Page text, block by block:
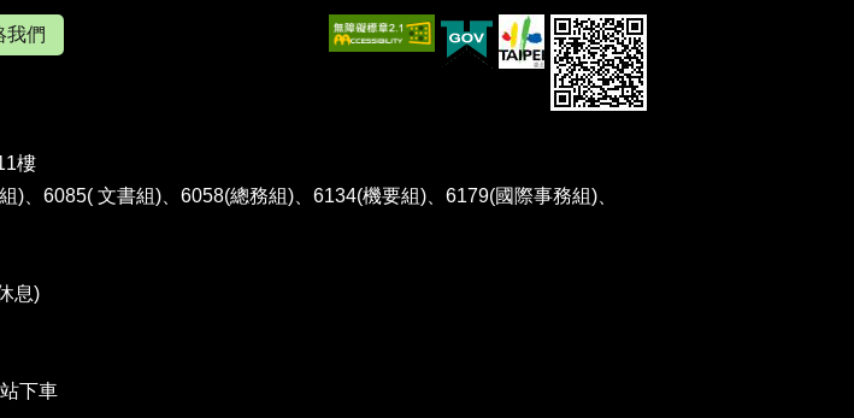
我們
樓
6085( 文書組)、6058(總務組)、6134(機要組)、6179(國際事務組)、
息)
下車